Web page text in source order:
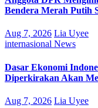
Bendera Merah Putih
Aug 7, 2026 Lia Uyee
internasional News
Dasar Ekonomi
Diperkirakan Akan
Aug 7, 2026 Lia Uyee